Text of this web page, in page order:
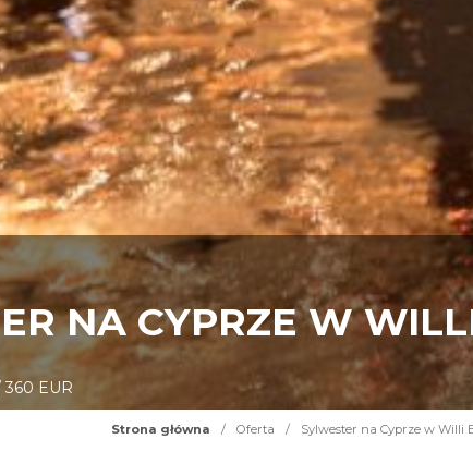
NA CYPRZE W
360 EUR
Strona główna / Oferta / Sylwester na Cyprze w Willi